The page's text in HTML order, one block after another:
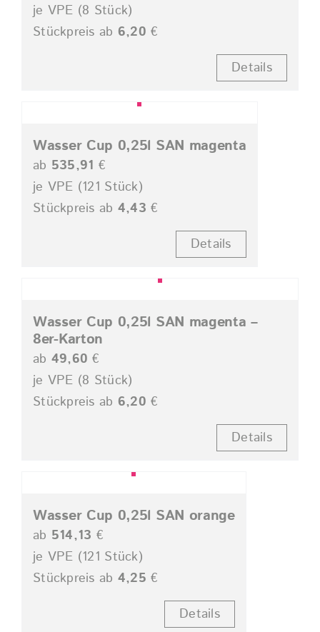
je VPE (8 Stück)
Stückpreis ab 6,20 €
Details
Wasser Cup 0,25l SAN magenta
ab 535,91 €
je VPE (121 Stück)
Stückpreis ab 4,43 €
Details
Wasser Cup 0,25l SAN magenta –
8er-Karton
ab 49,60 €
je VPE (8 Stück)
Stückpreis ab 6,20 €
Details
Wasser Cup 0,25l SAN orange
ab 514,13 €
je VPE (121 Stück)
Stückpreis ab 4,25 €
Details